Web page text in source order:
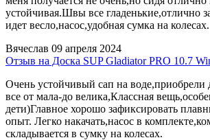
устойчивая.Швы все гладенькие,отлично
идет весло,насос,удобная сумка на колесах.
Вячеслав 09 апреля 2024
Отзыв на Доска SUP Gladiator PRO 10.7
Очень устойчивый сап на воде,приобрели
все от мала-до велика,Классная
дети)Главное хорошо зафиксировать
опыт. Легко накачать,насос в
складывается в сумку на колесах.